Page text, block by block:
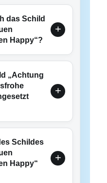
das Schild
Happy“?
„Achtung
Schildes
Happy“